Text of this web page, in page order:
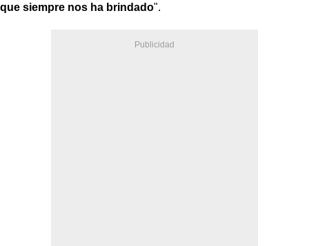
que siempre nos ha brindado".